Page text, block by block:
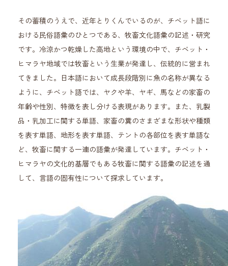
その蓄積のうえで、近年とりくんでいるのが、チベット語に
おける民俗語彙のひとつである、牧畜文化語彙の記述・研究
です。冷涼かつ乾燥した高地という環境の中で、チベット・
ヒマラヤ地域では牧畜という生業が発達し、伝統的に営まれ
てきました。日本語において成長段階別に魚の名称が異なる
ように、チベット語では、ヤクや羊、ヤギ、馬などの家畜の
年齢や性別、特徴を表し分ける表現があります。また、乳製
品・乳加工に関する単語、家畜の糞のさまざまな形状や種類
を表す単語、地形を表す単語、テントの各部位を表す単語な
ど、牧畜に関する一連の語彙が発達しています。チベット・
ヒマラヤの文化的基層でもある牧畜に関する語彙の記述を通
して、言語の固有性について探求しています。